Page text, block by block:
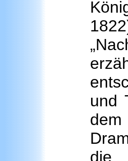
und
dem